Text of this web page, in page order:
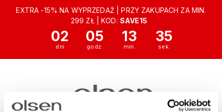
EXTRA -15% NA WYPRZEDAŻ | PRZY ZAKUPACH ZA MIN.
299 ZŁ | KOD: SAVE15
02 05 13 35